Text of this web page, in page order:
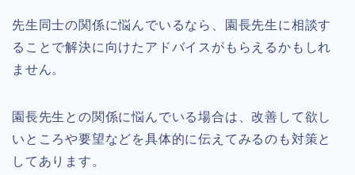
先生同士の関係に悩んでいるなら、園長先生に相談す
ることで解決に向けたアドバイスがもらえるかもしれ
ません。
園長先生との関係に悩んでいる場合は、改善して欲し
いところや要望などを具体的に伝えてみるのも対策と
してあります。